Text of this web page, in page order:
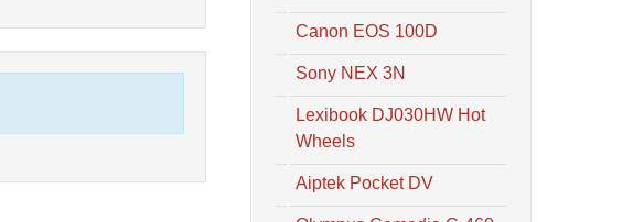
Canon EOS 100D
Sony NEX 3N
Lexibook DJ030HW Hot
Wheels
Aiptek Pocket DV